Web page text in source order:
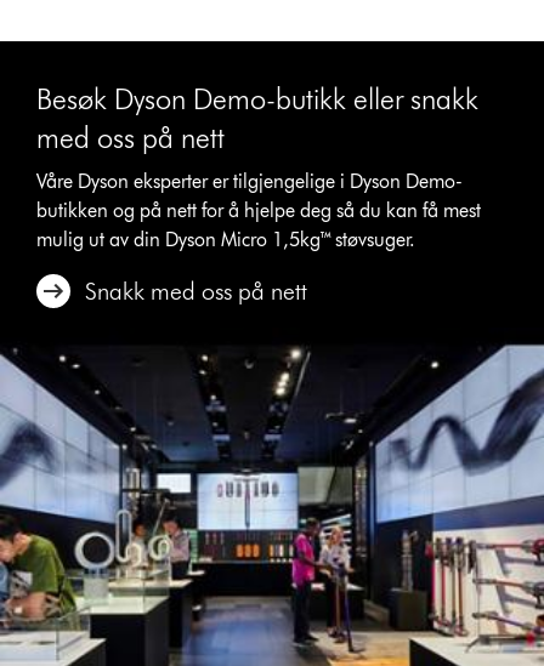
Besøk Dyson Demo-butikk eller snakk
med oss på nett
Våre Dyson eksperter er tilgjengelige i Dyson Demo-
butikken og på nett for å hjelpe deg så du kan få mest
mulig ut av din Dyson Micro 1,5kg™ støvsuger.
Snakk med oss på nett